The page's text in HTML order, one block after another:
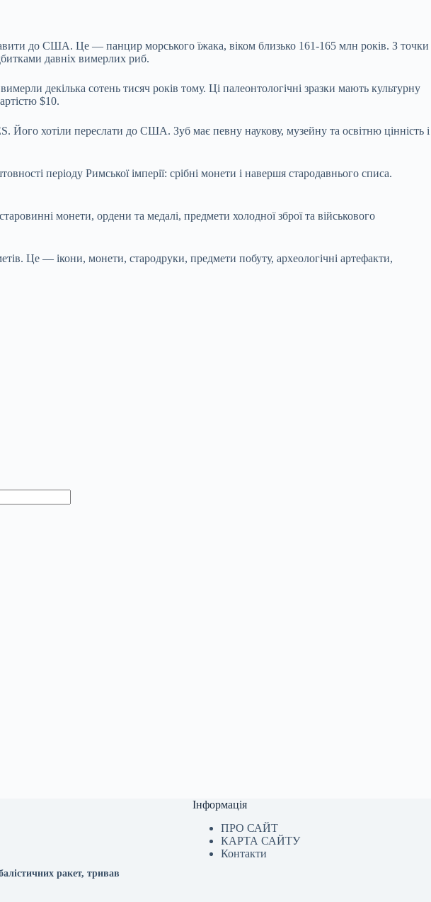
до США. Це — панцир морського їжака, віком близько 161-165 млн років. З точки
давніх вимерлих риб.
декілька сотень тисяч років тому. Ці палеонтологічні зразки мають культурну
$10.
хотіли переслати до США. Зуб має певну наукову, музейну та освітню цінність і
періоду Римської імперії: срібні монети і навершя стародавнього списа.
монети, ордени та медалі, предмети холодної зброї та військового
Це — ікони, монети, стародруки, предмети побуту, археологічні артефакти,
ракет, тривав
Інформація
ПРО САЙТ
КАРТА САЙТУ
Контакти